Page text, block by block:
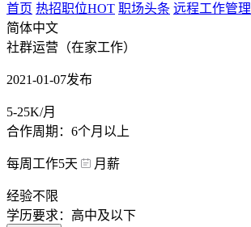
首页 热招职位HOT 职场头条 远程工作管理
简体中文
社群运营（在家工作）
2021-01-07发布
5-25K/月
合作周期：6个月以上
每周工作5天 月薪
经验不限
学历要求：高中及以下